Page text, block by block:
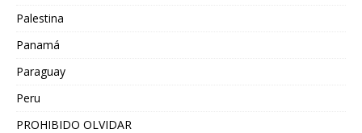
Palestina
Panamá
Paraguay
Peru
PROHIBIDO OLVIDAR